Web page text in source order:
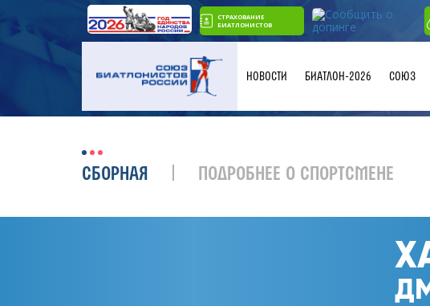
СТРАХОВАНИЕ
БИАТЛОНИСТОВ
НОВОСТИ БИАТЛОН-2026 СОЮЗ
СБОРНАЯ ПОДРОБНЕЕ О СПОРТСМЕНЕ